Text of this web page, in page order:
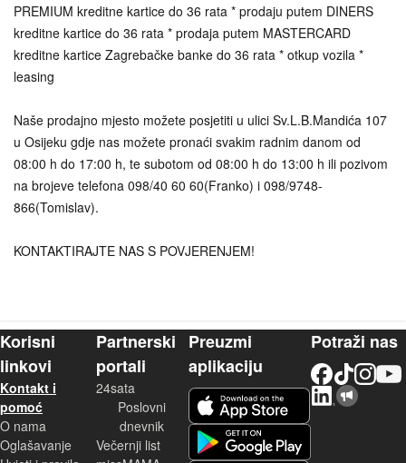
PREMIUM kreditne kartice do 36 rata * prodaju putem DINERS
kreditne kartice do 36 rata * prodaja putem MASTERCARD
kreditne kartice Zagrebačke banke do 36 rata * otkup vozila *
leasing
Naše prodajno mjesto možete posjetiti u ulici Sv.L.B.Mandića 107
u Osijeku gdje nas možete pronaći svakim radnim danom od
08:00 h do 17:00 h, te subotom od 08:00 h do 13:00 h ili pozivom
na brojeve telefona 098/40 60 60(Franko) i 098/9748-
866(Tomislav).
KONTAKTIRAJTE NAS S POVJERENJEM!
Korisni
linkovi
Kontakt i
pomoć
O nama
Oglašavanje
Partnerski
portali
24sata
Poslovni
dnevnik
Večernji list
Preuzmi
aplikaciju
Potraži nas